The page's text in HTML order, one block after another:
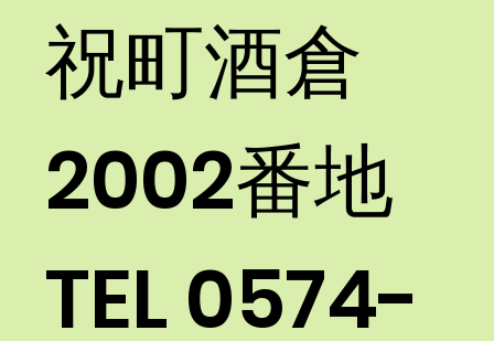
祝町酒倉
2002番地
TEL0574-